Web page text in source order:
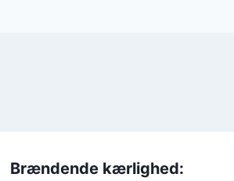
Brændende kærlighed: